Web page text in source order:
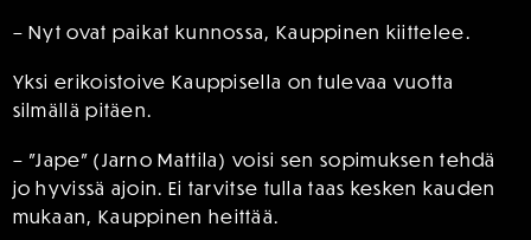
– Nyt ovat paikat kunnossa, Kauppinen kiittelee.
Yksi erikoistoive Kauppisella on tulevaa vuotta
silmällä pitäen.
– ”Jape” (Jarno Mattila) voisi sen sopimuksen tehdä
jo hyvissä ajoin. Ei tarvitse tulla taas kesken kauden
mukaan, Kauppinen heittää.